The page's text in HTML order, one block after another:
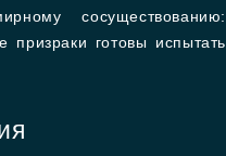
сосуществованию:
готовы испытать